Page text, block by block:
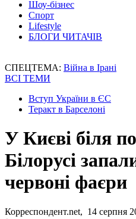
Шоу-бізнес
Спорт
Lifestyle
БЛОГИ ЧИТАЧІВ
СПЕЦТЕМА: Війна в Ірані
ВСІ ТЕМИ
Вступ України в ЄС
Теракт в Барселоні
У Києві біля
Білорусі
червоні фаєри
Корреспондент.net, 14 серпня